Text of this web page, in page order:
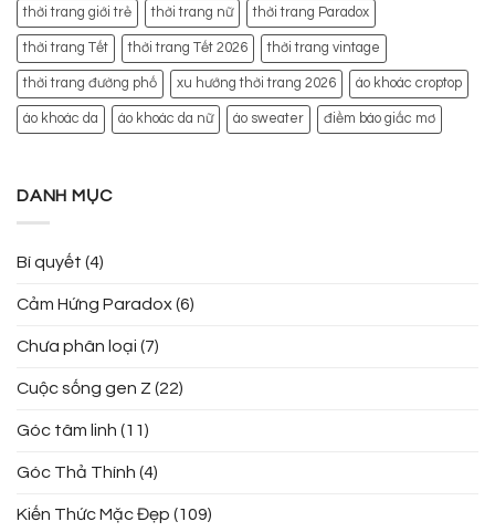
thời trang giới trẻ thời trang nữ thời trang Paradox
thời trang Tết thời trang Tết 2026 thời trang vintage
thời trang đường phố xu hướng thời trang 2026 áo khoác croptop
áo khoác da áo khoác da nữ áo sweater điềm báo giấc mơ
DANH MỤC
Bí quyết (4)
Cảm Hứng Paradox(6)
Chưa phân loại (7)
Cuộc sống gen Z (22)
Góc tâm linh (11)
Góc Thả Thính (4)
Kiến Thức Mặc Đẹp (109)